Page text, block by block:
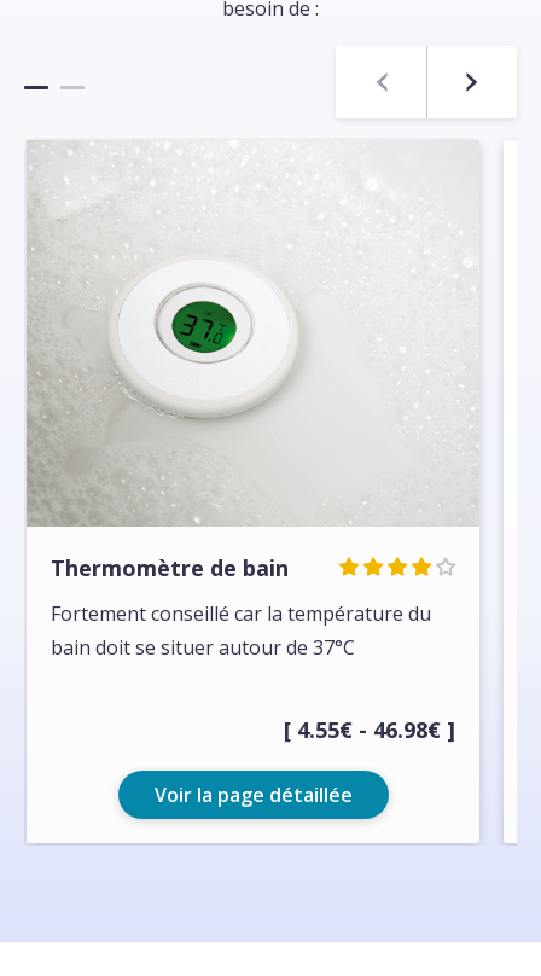
besoin de :
Thermomètre de bain
Fortement conseillé car la température du
bain doit se situer autour de 37°C
[ 4.55€ - 46.98€ ]
Voir la page détaillée